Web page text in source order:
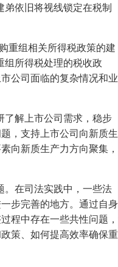
依旧将视线锁定在税制
重组相关所得税政策的建
组所得税处理的税收政
公司面临的复杂情况和业
了解上市公司需求，稳步
，支持上市公司向新质生
向新质生产力方向聚集，
。在司法实践中，一些法
步完善的地方。通过自身
程中存在一些共性问题，
策、如何提高效率确保重